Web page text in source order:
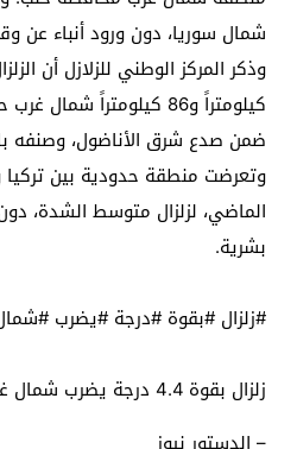
شمال سوريا، دون ورود أنباء عن
كيلومتراً و86 كيلومتراً
ضمن صدع شرق الأناضول، وصنفه
وتعرضت منطقة حدودية بين تركيا
الماضي، لزلزال متوسط ​​الشدة،
بشرية.
#زلزال #بقوة #درجة #يضرب
زلزال بقوة 4.4 درجة يضرب شمال غرب سوريا